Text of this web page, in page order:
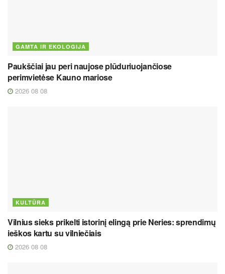
GAMTA IR EKOLOGIJA
Paukščiai jau peri naujose plūduriuojančiose
perimvietėse Kauno mariose
2026 08 08
KULTŪRA
Vilnius sieks prikelti istorinį elingą prie Neries: sprendimų
ieškos kartu su vilniečiais
2026 08 08